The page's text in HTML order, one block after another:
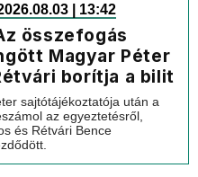
| 13:42
összefogás
Magyar Péter
borítja a bilit
sajtótájékoztatója után a
az egyeztetésről,
és Rétvári Bence